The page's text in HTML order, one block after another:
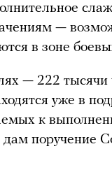
—
в зоне
— 222 тысячи
уже в
к
поручение